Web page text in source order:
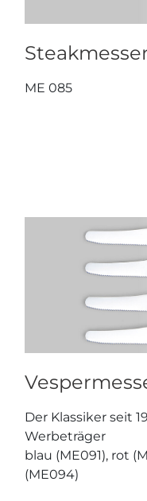
ME 085
Der Klassiker seit
Werbeträger
blau (ME091), rot
(ME094)